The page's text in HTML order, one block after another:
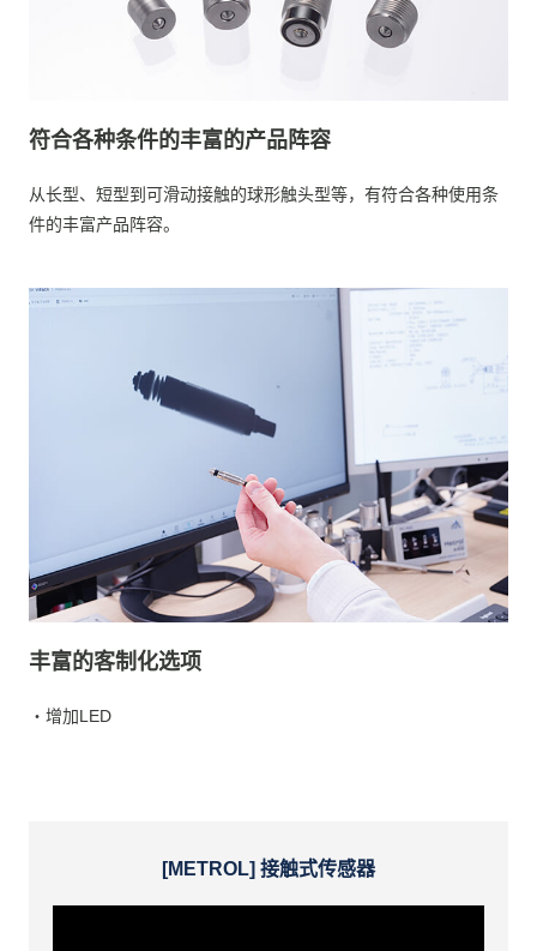
符合各种条件的丰富的产品阵容
从长型、短型到可滑动接触的球形触头型等，有符合各种使用条
件的丰富产品阵容。
丰富的客制化选项
・增加LED
[METROL] 接触式传感器